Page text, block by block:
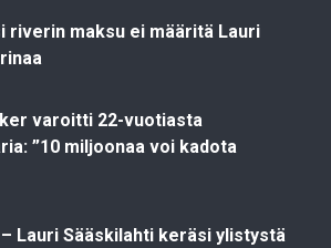
riverin maksu ei määritä Lauri
varoitti 22-vuotiasta
”10 miljoonaa voi kadota
– Lauri Sääskilahti keräsi ylistystä